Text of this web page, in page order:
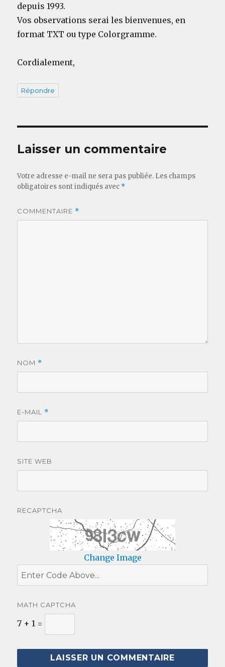
depuis 1993.
Vos observations serai les bienvenues, en
format TXT ou type Colorgramme.
Cordialement,
Répondre
Laisser un commentaire
Votre adresse e-mail ne sera pas publiée. Les champs
obligatoires sont indiqués avec *
COMMENTAIRE *
NOM *
E-MAIL *
SITE WEB
RECAPTCHA
Change Image
MATH CAPTCHA
7 + 1 =